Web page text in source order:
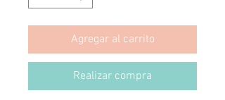
Agregar al carrito
Realizar compra